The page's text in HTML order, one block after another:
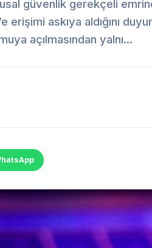
güvenlik gerekçeli
askıya aldığını
açılmasından yalnı...